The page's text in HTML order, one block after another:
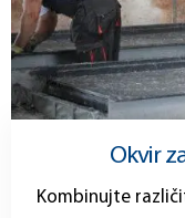
Okvir
Kombinujte